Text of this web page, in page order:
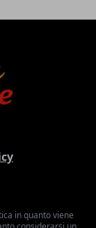
in quanto viene